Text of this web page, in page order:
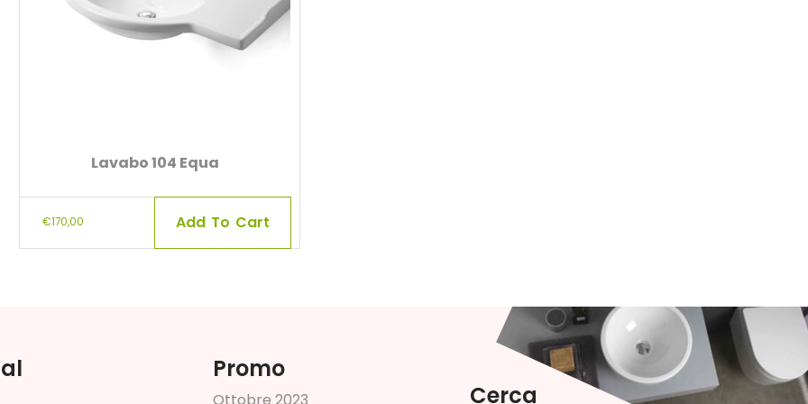
Lavabo 104 Equa
€170,00 Add To Cart
Promo
Cerca